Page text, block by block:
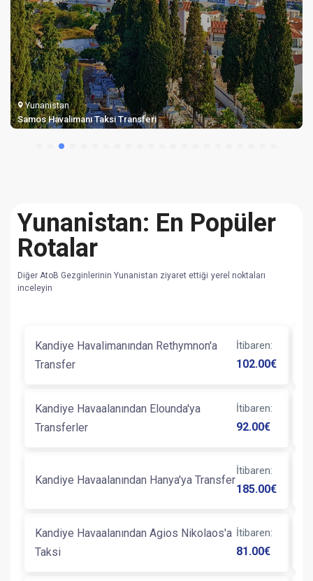
Yunanistan
Samos Havalimanı Taksi Transferi
Yunanistan: En Popüler
Rotalar
Diğer AtoB Gezginlerinin Yunanistan ziyaret ettiği yerel noktaları
inceleyin
Kandiye Havalimanından Rethymnon'a
Transfer
İtibaren:
102.00€
Kandiye Havaalanından Elounda'ya
Transferler
İtibaren:
92.00€
Kandiye Havaalanından Hanya'ya Transfer
İtibaren:
185.00€
Kandiye Havaalanından Agios Nikolaos'a
Taksi
İtibaren:
81.00€